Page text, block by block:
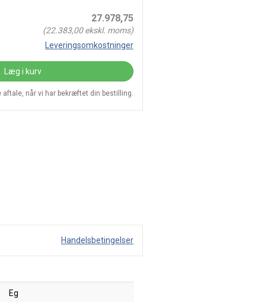
27.978,75
(22.383,00ekskl. moms)
Leveringsomkostninger
Læg i kurv
når vi har bekræftet din bestilling.
Handelsbetingelser
Eg